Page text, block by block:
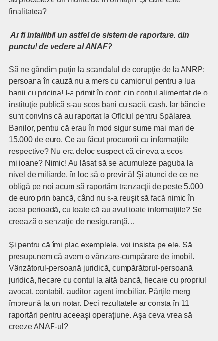
finalitatea?
Ar fi infailibil un astfel de sistem de raportare, din
punctul de vedere al ANAF?
Să ne gândim puţin la scandalul de corupţie de la ANRP:
persoana în cauză nu a mers cu camionul pentru a lua
banii cu pricina! I-a primit în cont: din contul alimentat de o
instituţie publică s-au scos bani cu sacii, cash. Iar băncile
sunt convins că au raportat la Oficiul pentru Spălarea
Banilor, pentru că erau în mod sigur sume mai mari de
15.000 de euro. Ce au făcut procurorii cu informaţiile
respective? Nu era deloc suspect că cineva a scos
milioane? Nimic! Au lăsat să se acumuleze paguba la
nivel de miliarde, în loc să o prevină! Şi atunci de ce ne
obligă pe noi acum să raportăm tranzacţii de peste 5.000
de euro prin bancă, când nu s-a reuşit să facă nimic în
acea perioadă, cu toate că au avut toate informaţiile? Se
creează o senzaţie de nesiguranţă…
Şi pentru că îmi plac exemplele, voi insista pe ele. Să
presupunem că avem o vânzare-cumpărare de imobil.
Vânzătorul-persoană juridică, cumpărătorul-persoană
juridică, fiecare cu contul la altă bancă, fiecare cu propriul
avocat, contabil, auditor, agent imobiliar. Părţile merg
împreună la un notar. Deci rezultatele ar consta în 11
raportări pentru aceeaşi operaţiune. Aşa ceva vrea să
creeze ANAF-ul?